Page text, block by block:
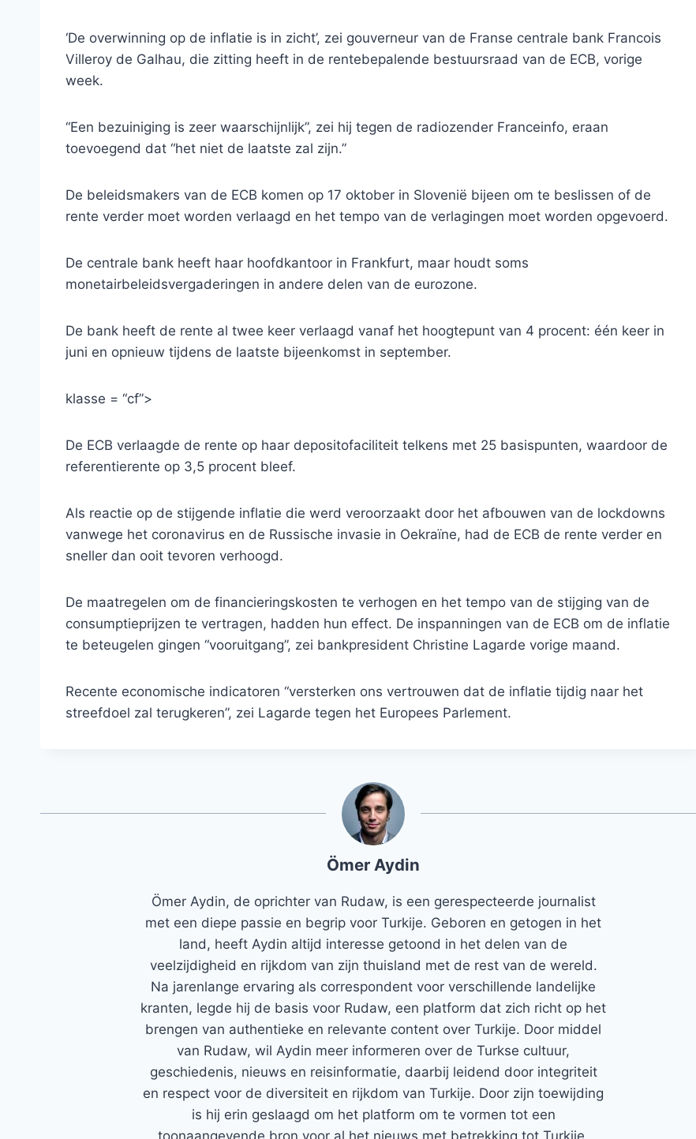
‘De overwinning op de inflatie is in zicht’, zei gouverneur van de Franse centrale bank Francois
Villeroy de Galhau, die zitting heeft in de rentebepalende bestuursraad van de ECB, vorige
week.
“Een bezuiniging is zeer waarschijnlijk”, zei hij tegen de radiozender Franceinfo, eraan
toevoegend dat “het niet de laatste zal zijn.”
De beleidsmakers van de ECB komen op 17 oktober in Slovenië bijeen om te beslissen of de
rente verder moet worden verlaagd en het tempo van de verlagingen moet worden opgevoerd.
De centrale bank heeft haar hoofdkantoor in Frankfurt, maar houdt soms
monetairbeleidsvergaderingen in andere delen van de eurozone.
De bank heeft de rente al twee keer verlaagd vanaf het hoogtepunt van 4 procent: één keer in
juni en opnieuw tijdens de laatste bijeenkomst in september.
klasse = “cf”>
De ECB verlaagde de rente op haar depositofaciliteit telkens met 25 basispunten, waardoor de
referentierente op 3,5 procent bleef.
Als reactie op de stijgende inflatie die werd veroorzaakt door het afbouwen van de lockdowns
vanwege het coronavirus en de Russische invasie in Oekraïne, had de ECB de rente verder en
sneller dan ooit tevoren verhoogd.
De maatregelen om de financieringskosten te verhogen en het tempo van de stijging van de
consumptieprijzen te vertragen, hadden hun effect. De inspanningen van de ECB om de inflatie
te beteugelen gingen “vooruitgang”, zei bankpresident Christine Lagarde vorige maand.
Recente economische indicatoren “versterken ons vertrouwen dat de inflatie tijdig naar het
streefdoel zal terugkeren”, zei Lagarde tegen het Europees Parlement.
Ömer Aydin
Ömer Aydin, de oprichter van Rudaw, is een gerespecteerde journalist
met een diepe passie en begrip voor Turkije. Geboren en getogen in het
land, heeft Aydin altijd interesse getoond in het delen van de
veelzijdigheid en rijkdom van zijn thuisland met de rest van de wereld.
Na jarenlange ervaring als correspondent voor verschillende landelijke
kranten, legde hij de basis voor Rudaw, een platform dat zich richt op het
brengen van authentieke en relevante content over Turkije. Door middel
van Rudaw, wil Aydin meer informeren over de Turkse cultuur,
geschiedenis, nieuws en reisinformatie, daarbij leidend door integriteit
en respect voor de diversiteit en rijkdom van Turkije. Door zijn toewijding
is hij erin geslaagd om het platform om te vormen tot een
toonaangevende bron voor al het nieuws met betrekking tot Turkije.